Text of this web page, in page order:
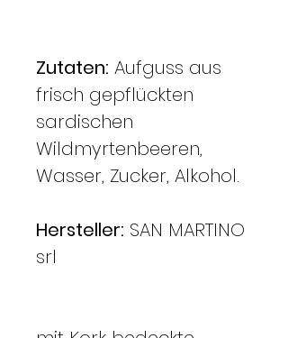
Zutaten: Aufguss aus
frisch gepflückten
sardischen
Wildmyrtenbeeren,
Wasser, Zucker, Alkohol.
Hersteller: SAN MARTINO
srl